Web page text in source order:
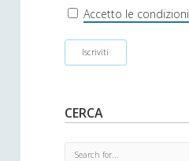
r
Accetto le condizioni
CERCA